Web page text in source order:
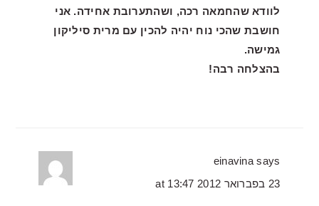
לוודא שהחמאה רכה, ושהתערובת אחידה. אני
חושבת שהכי נוח יהיה להכין עם מרית סיליקון
גמישה.
בהצלחה רבה!
einavina says
23 בפברואר 2012 at 13:47